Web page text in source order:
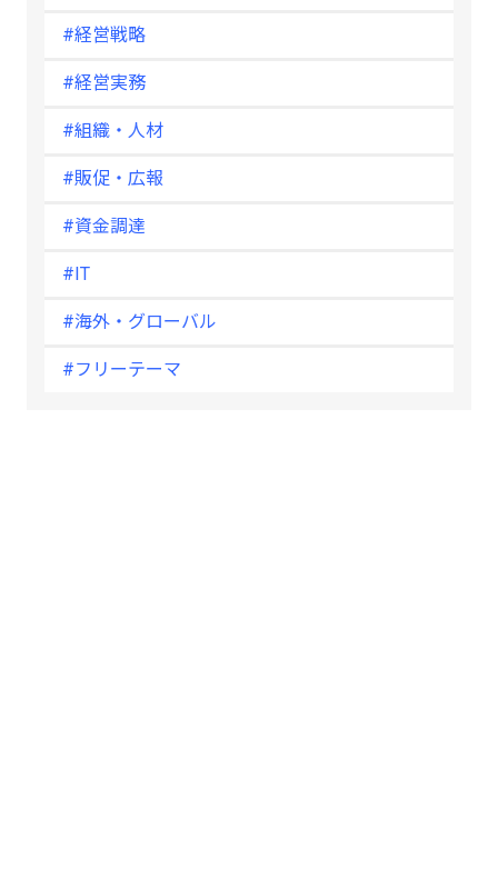
#経営戦略
#経営実務
#組織・人材
#販促・広報
#資金調達
#IT
#海外・グローバル
#フリーテーマ